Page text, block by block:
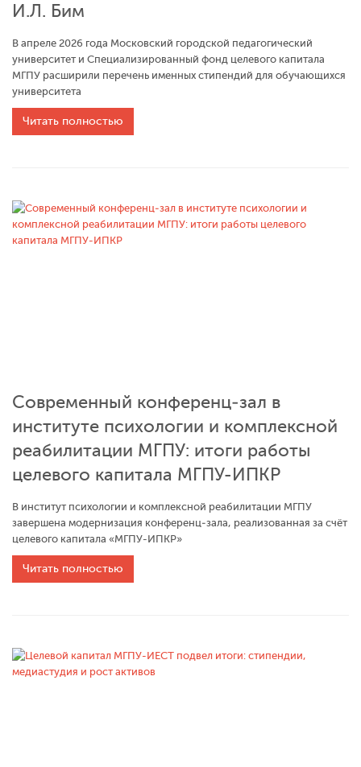
И.Л. Бим
В апреле 2026 года Московский городской педагогический
университет и Специализированный фонд целевого капитала
МГПУ расширили перечень именных стипендий для обучающихся
университета
Читать полностью
Современный конференц‑зал в
институте психологии и комплексной
реабилитации МГПУ: итоги работы
целевого капитала МГПУ-ИПКР
В институт психологии и комплексной реабилитации МГПУ
завершена модернизация конференц‑зала, реализованная за счёт
целевого капитала «МГПУ-ИПКР»
Читать полностью